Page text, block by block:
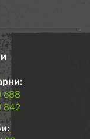
688
842